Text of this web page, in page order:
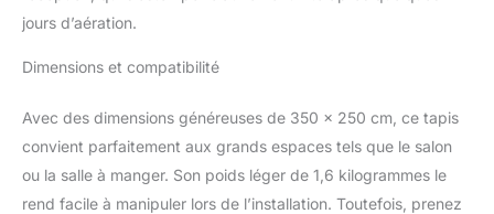
jours d’aération.
Dimensions et compatibilité
Avec des dimensions généreuses de 350 x 250 cm, ce tapis
convient parfaitement aux grands espaces tels que le salon
ou la salle à manger. Son poids léger de 1,6 kilogrammes le
rend facile à manipuler lors de l’installation. Toutefois, prenez